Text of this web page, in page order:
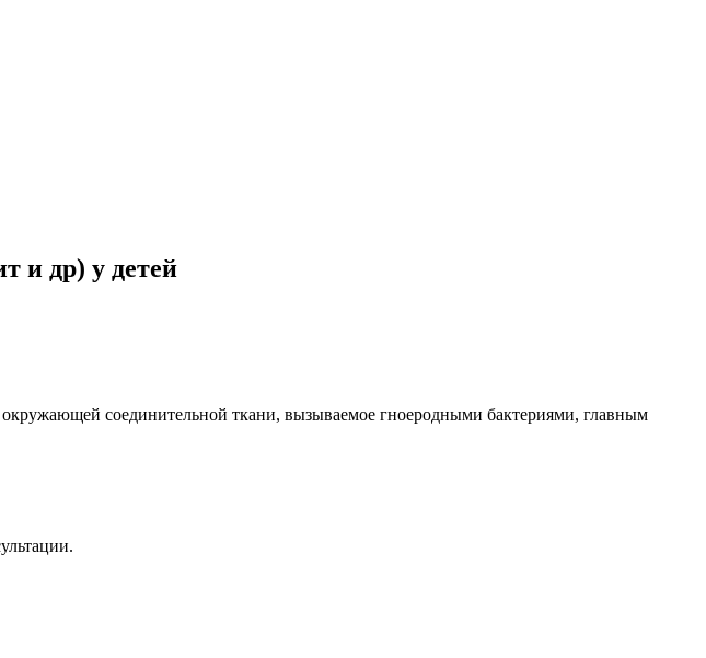
и др) у детей
соединительной ткани, вызываемое гноеродными бактериями, главным